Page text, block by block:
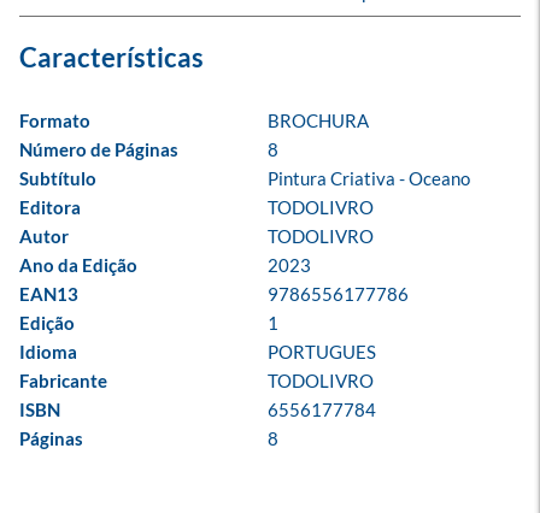
Formato
BROCHURA
Número de Páginas
8
Subtítulo
Pintura Criativa - Oceano
Editora
TODOLIVRO
Autor
TODOLIVRO
Ano da Edição
2023
EAN13
9786556177786
Edição
1
Idioma
PORTUGUES
Fabricante
TODOLIVRO
ISBN
6556177784
Páginas
8